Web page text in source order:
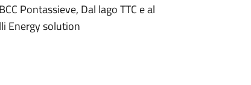
Pontassieve, Dal lago TTC e al
Energy solution